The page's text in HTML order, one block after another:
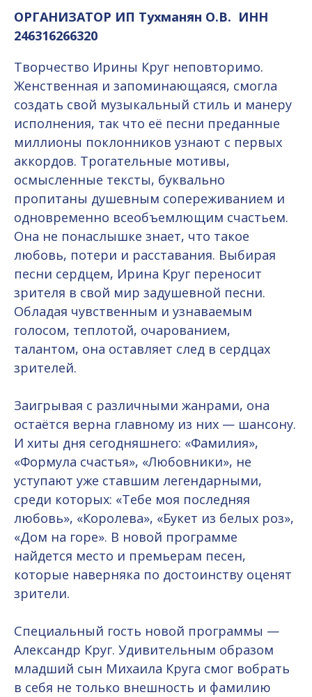
ОРГАНИЗАТОР ИП Тухманян О.В. ИНН
246316266320
Творчество Ирины Круг неповторимо.
Женственная и запоминающаяся, смогла
создать свой музыкальный стиль и манеру
исполнения, так что её песни преданные
миллионы поклонников узнают с первых
аккордов. Трогательные мотивы,
осмысленные тексты, буквально
пропитаны душевным сопереживанием и
одновременно всеобъемлющим счастьем.
Она не понаслышке знает, что такое
любовь, потери и расставания. Выбирая
песни сердцем, Ирина Круг переносит
зрителя в свой мир задушевной песни.
Обладая чувственным и узнаваемым
голосом, теплотой, очарованием,
талантом, она оставляет след в сердцах
зрителей.
Заигрывая с различными жанрами, она
остаётся верна главному из них — шансону.
И хиты дня сегодняшнего: «Фамилия»,
«Формула счастья», «Любовники», не
уступают уже ставшим легендарными,
среди которых: «Тебе моя последняя
любовь», «Королева», «Букет из белых роз»,
«Дом на горе». В новой программе
найдется место и премьерам песен,
которые наверняка по достоинству оценят
зрители.
Специальный гость новой программы —
Александр Круг. Удивительным образом
младший сын Михаила Круга смог вобрать
в себя не только внешность и фамилию